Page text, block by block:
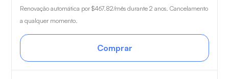
Renovação automática por $467.82/mês durante 2 anos. Cancelamento
a qualquer momento.
Comprar